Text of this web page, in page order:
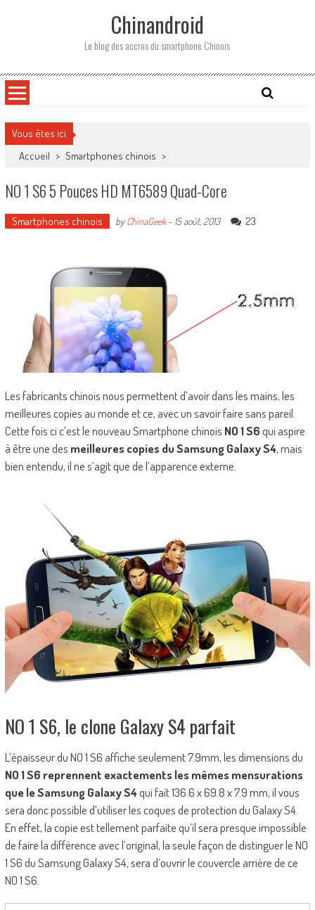
Chinandroid
Le blog des accros du smartphone Chinois
Vous êtes ici
Accueil > Smartphones chinois >
NO 1 S6 5 Pouces HD MT6589 Quad-Core
Smartphones chinois byChinaGeek- 15 août, 2013 23
Les fabricants chinois nous permettent d’avoir dans les mains, les
meilleures copies au monde et ce, avec un savoir faire sans pareil.
Cette fois ci c’est le nouveau Smartphone chinois NO 1 S6qui aspire
à être une des meilleures copies du Samsung Galaxy S4, mais
bien entendu, il ne s’agit que de l’apparence externe.
NO 1 S6, le clone Galaxy S4 parfait
L’épaisseur du NO 1 S6 affiche seulement 7.9mm, les dimensions du
NO 1 S6 reprennent exactements les mêmes mensurations
que le Samsung Galaxy S4qui fait 136.6 x 69.8 x 7.9 mm, il vous
sera donc possible d’utiliser les coques de protection du Galaxy S4.
En effet, la copie est tellement parfaite qu’il sera presque impossible
de faire la différence avec l’original, la seule façon de distinguer le NO
1 S6 du Samsung Galaxy S4, sera d’ouvrir le couvercle arrière de ce
NO 1 S6.